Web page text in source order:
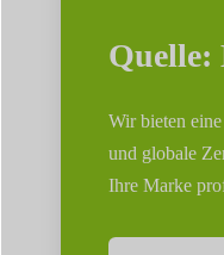
Quelle:
Wir bieten
und globale
Ihre Marke